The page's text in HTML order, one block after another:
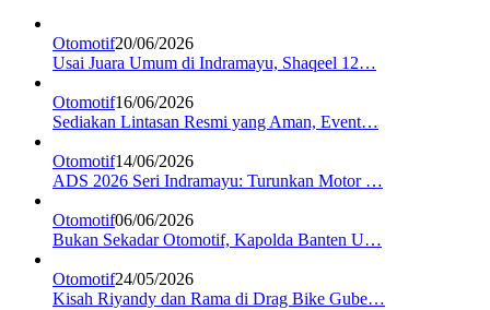
Otomotif20/06/2026
Usai Juara Umum di Indramayu, Shaqeel 12…
Otomotif16/06/2026
Sediakan Lintasan Resmi yang Aman, Event…
Otomotif14/06/2026
ADS 2026 Seri Indramayu: Turunkan Motor …
Otomotif06/06/2026
Bukan Sekadar Otomotif, Kapolda Banten U…
Otomotif24/05/2026
Kisah Riyandy dan Rama di Drag Bike Gube…